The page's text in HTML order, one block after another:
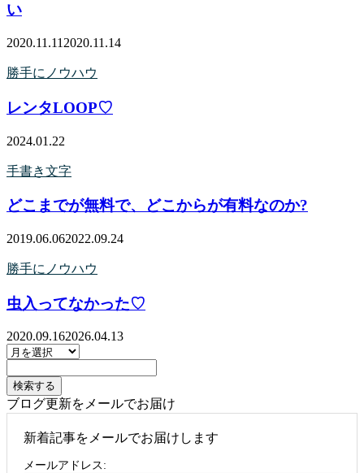
い
2020.11.11 2020.11.14
勝手にノウハウ
レンタLOOP♡
2024.01.22
手書き文字
どこまでが無料で、どこからが有料なのか?
2019.06.062022.09.24
勝手にノウハウ
虫入ってなかった♡
2020.09.162026.04.13
ブログ更新をメールでお届け
新着記事をメールでお届けします
メールアドレス: